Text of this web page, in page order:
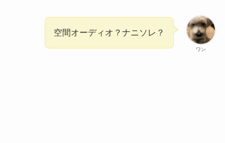
ワン
空間オーディオ？ナニソレ？